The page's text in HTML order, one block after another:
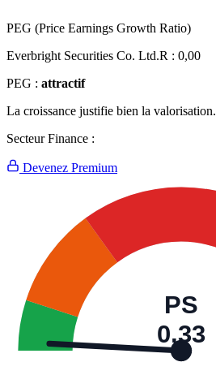
PEG (Price Earnings Growth Ratio)
Everbright Securities Co. Ltd.R : 0,00
PEG : attractif
La croissance justifie bien la valorisation.
Secteur Finance :
Devenez Premium
PS
0,33